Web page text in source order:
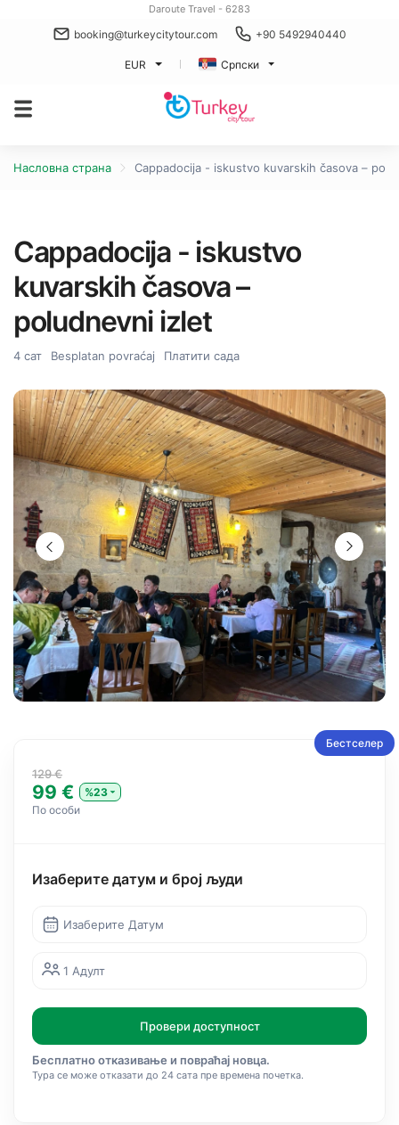
Daroute Travel - 6283
booking@turkeycitytour.com +90 5492940440
EUR Српски
Насловна страна Cappadocija - iskustvo kuvarskih časova –
Cappadocija - iskustvo
kuvarskih časova –
poludnevni izlet
4 сат Besplatan povraćaj Платити сада
Бестселер
129 €
99 €
%23
По особи
Изаберите датум и број људи
Изаберите Датум
1 Адулт
Провери доступност
Бесплатно отказивање и повраћај новца.
Тура се може отказати до 24 сата пре времена почетка.